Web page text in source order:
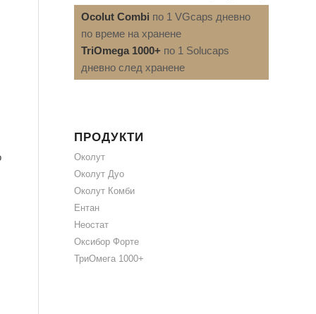
Ocolut Combi по 1 VGcaps дневно
по време на хранене
TriOmega 1000+ по 1 Solucaps
дневно след хранене
ПРОДУКТИ
Околут
Околут Дуо
Околут Комби
Ентан
Неостат
Оксибор Форте
ТриОмега 1000+